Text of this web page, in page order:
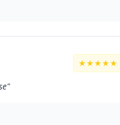
★★★★★